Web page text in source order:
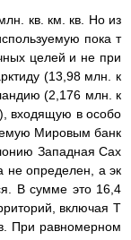
кв. км. кв. Но из
пока т
целей и не при
(13,98 млн. к
(2,176 млн. к
входящую в особо
Мировым банк
Западная Сах
не определен, а эк
В сумме это 16,4
включая Т
При равномерном